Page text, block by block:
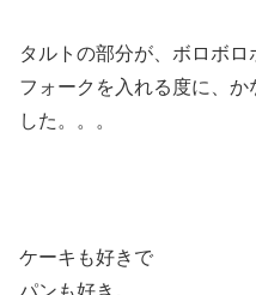
タルトの部分が、ボロボロ
フォークを入れる度に、か
した。。。
ケーキも好きで
パンも好き。